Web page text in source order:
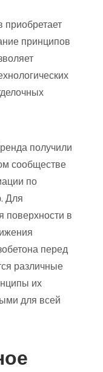
приобретает
принципов
получили
сообществе
по
Для
в
перед
различные
их
для всей